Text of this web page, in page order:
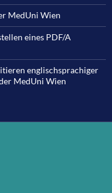
MedUni Wien
eines PDF/A
englischsprachiger
MedUni Wien